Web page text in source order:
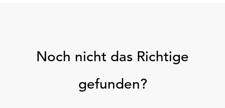
Noch nicht das Richtige
gefunden?